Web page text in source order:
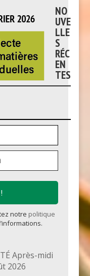
notre politique
NO
UVE
LLE
S
RÉC
EN
TES
Après-midi
2026